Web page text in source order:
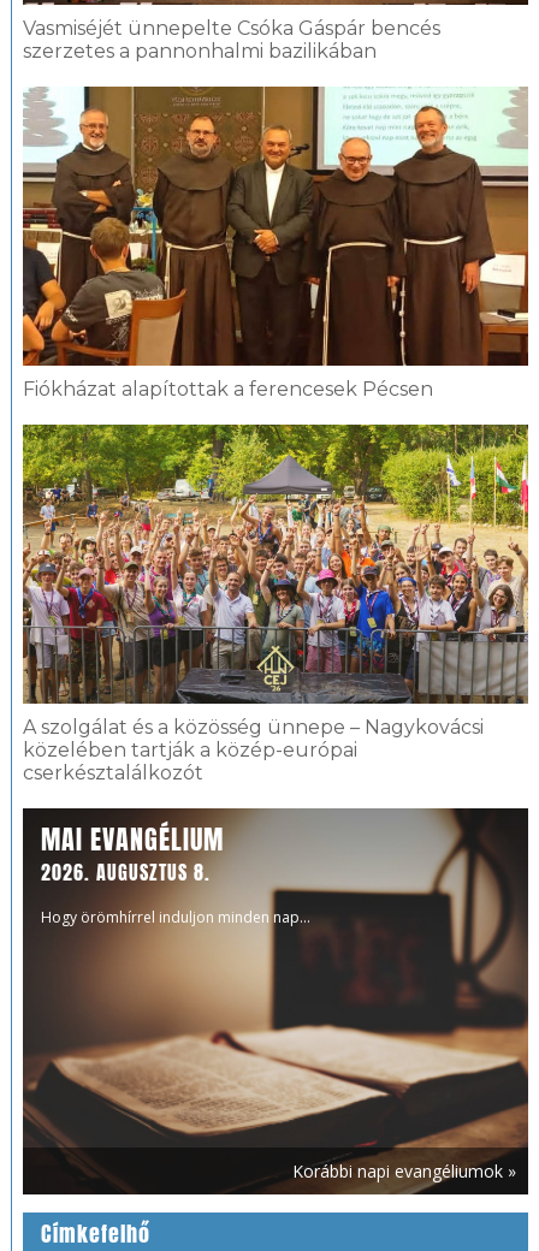
Vasmiséjét ünnepelte Csóka Gáspár bencés
szerzetes a pannonhalmi bazilikában
Fiókházat alapítottak a ferencesek Pécsen
A szolgálat és a közösség ünnepe – Nagykovácsi
közelében tartják a közép-európai
cserkésztalálkozót
MAI EVANGÉLIUM
2026. AUGUSZTUS 8.
Hogy örömhírrel induljon minden nap...
Korábbi napi evangéliumok »
Címkefelhő